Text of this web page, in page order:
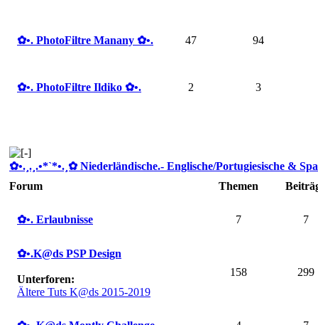
✿ •. PhotoFiltre Manany ✿ •. 47 94
✿ •. PhotoFiltre Ildiko ✿ •. 2 3
✿ •.¸.¸.•*`*•.¸✿ Niederländische.- Englische/Portugiesische &
Forum
Themen
✿ •. Erlaubnisse 7 7
✿ •.K@ds PSP Design
Unterforen:
Ältere Tuts K@ds 2015-2019
158 299